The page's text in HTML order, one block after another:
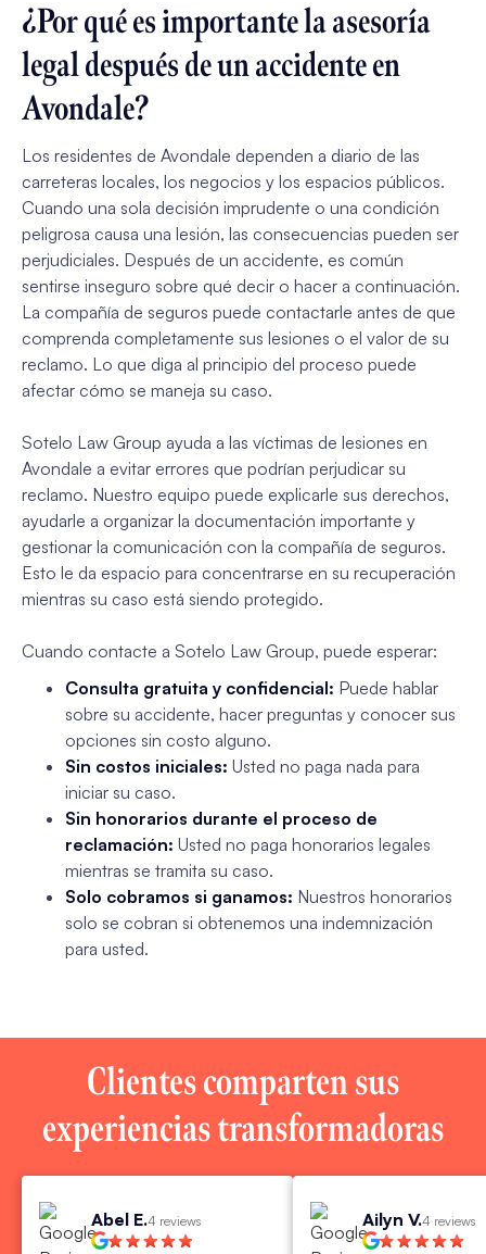
¿Por qué es importante la asesoría
legal después de un accidente en
Avondale?
Los residentes de Avondale dependen a diario de las
carreteras locales, los negocios y los espacios públicos.
Cuando una sola decisión imprudente o una condición
peligrosa causa una lesión, las consecuencias pueden ser
perjudiciales. Después de un accidente, es común
sentirse inseguro sobre qué decir o hacer a continuación.
La compañía de seguros puede contactarle antes de que
comprenda completamente sus lesiones o el valor de su
reclamo. Lo que diga al principio del proceso puede
afectar cómo se maneja su caso.
Sotelo Law Group ayuda a las víctimas de lesiones en
Avondale a evitar errores que podrían perjudicar su
reclamo. Nuestro equipo puede explicarle sus derechos,
ayudarle a organizar la documentación importante y
gestionar la comunicación con la compañía de seguros.
Esto le da espacio para concentrarse en su recuperación
mientras su caso está siendo protegido.
Cuando contacte a Sotelo Law Group, puede esperar:
Consulta gratuita y confidencial: Puede hablar
sobre su accidente, hacer preguntas y conocer sus
opciones sin costo alguno.
Sin costos iniciales: Usted no paga nada para
iniciar su caso.
Sin honorarios durante el proceso de
reclamación: Usted no paga honorarios legales
mientras se tramita su caso.
Solo cobramos si ganamos: Nuestros honorarios
solo se cobran si obtenemos una indemnización
para usted.
Clientes comparten sus
experiencias transformadoras
Abel E.4 reviews Ailyn V.4 reviews